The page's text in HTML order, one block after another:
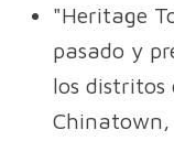
"Heritage
pasado y
los distritos